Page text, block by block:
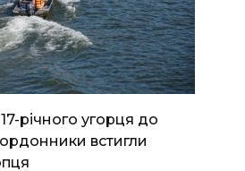
річного угорця до
встигли